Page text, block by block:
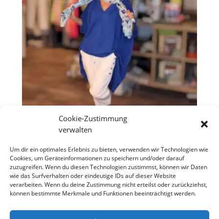
Cookie-Zustimmung
verwalten
Um dir ein optimales Erlebnis zu bieten, verwenden wir Technologien wie
Cookies, um Geräteinformationen zu speichern und/oder darauf
zuzugreifen. Wenn du diesen Technologien zustimmst, können wir Daten
wie das Surfverhalten oder eindeutige IDs auf dieser Website
verarbeiten. Wenn du deine Zustimmung nicht erteilst oder zurückziehst,
können bestimmte Merkmale und Funktionen beeinträchtigt werden.
Hoodie „Favorit“ Royalblau
€34,90Ursprünglicher
Preis
war:
€34,90
€25,00Aktueller
Preis
ist:
€25,00.
things! ALLE PREISE VERSTEHEN SICH INKLUSIVE